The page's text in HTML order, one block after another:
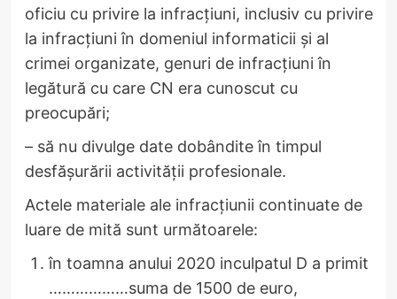
oficiu cu privire la infracțiuni, inclusiv cu privire
la infracțiuni în domeniul informaticii și al
crimei organizate, genuri de infracțiuni în
legătură cu care CN era cunoscut cu
preocupări;
– să nu divulge date dobândite în timpul
desfășurării activității profesionale.
Actele materiale ale infracțiunii continuate de
luare de mită sunt următoarele:
în toamna anului 2020 inculpatul D a primit
………………suma de 1500 de euro,